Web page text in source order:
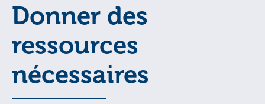
Donner des
ressources
nécessaires